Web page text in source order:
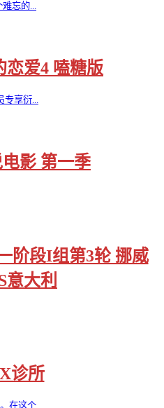
忘的...
恋爱4 嗑糖版
享衍...
影 第一季
阶段I组第3轮 挪威
意大利
X诊所
在这个...